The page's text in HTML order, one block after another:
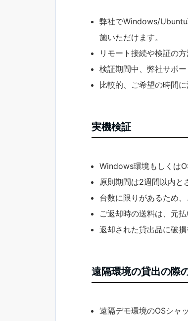
弊社でWindows/Ubuntu
施いただけます。
リモート接続や検証の
検証期間中、弊社サポ
比較的、ご希望の時間
実機検証
Windows環境もしくは
原則期間は2週間以内と
台数に限りがあるため
ご返却時の送料は、元
返却された貸出品に破
遠隔環境の貸出の際
遠隔デモ環境のOSシャ